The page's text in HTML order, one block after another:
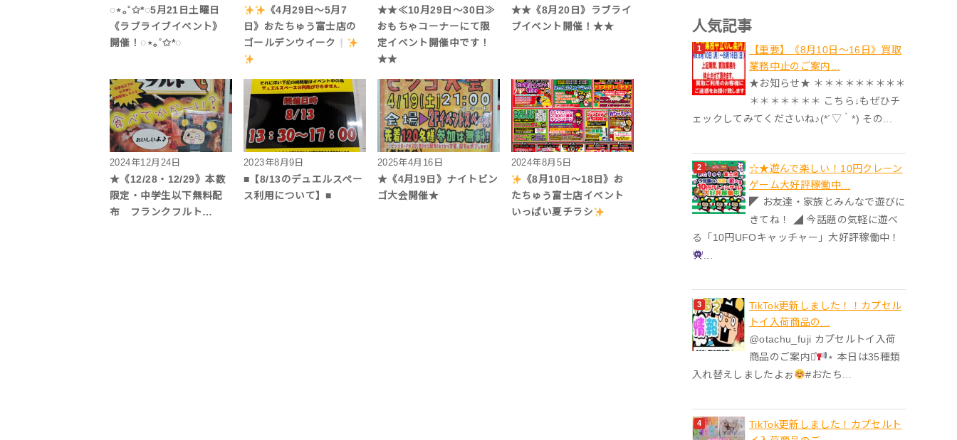
◌⋆｡˚✩*◌5月21日土曜日
《ラブライブイベント》
開催！◌⋆｡˚✩*◌
《4月29日～5月7
日》おたちゅう富士店の
ゴールデンウイーク
★★≪10月29日～30日≫
おもちゃコーナーにて限
定イベント開催中です！
★★
★★《8月20日》ラブライ
ブイベント開催！★★
2024年12月24日
★《12/28・12/29》本数
限定・中学生以下無料配
布 フランクフルト…
2023年8月9日
■【8/13のデュエルスペー
ス利用について】■
2025年4月16日
★《4月19日》ナイトビン
ゴ大会開催★
2024年8月5日
《8月10日～18日》お
たちゅう富士店イベント
いっぱい夏チラシ
人気記事
【重要】《8月10日～16日》買取
業務中止のご案内...
★お知らせ★ ＊＊＊＊＊＊＊＊＊
＊＊＊＊＊＊＊ こちら↓もぜひチ
ェックしてみてくださいね♪(*´▽｀*) その...
☆★遊んで楽しい！10円クレーン
ゲーム大好評稼働中...
◤ お友達・家族とみんなで遊びに
きてね！ ◢ 今話題の気軽に遊べ
る「10円UFOキャッチャー」大好評稼働中！
TikTok更新しました！！カプセル
トイ入荷商品の...
@otachu_fuji カプセルトイ入荷
商品のご案内⋆͛
⋆ 本日は35種類
入れ替えしましたよぉ
#おたち...
TikTok更新しました！カプセルト